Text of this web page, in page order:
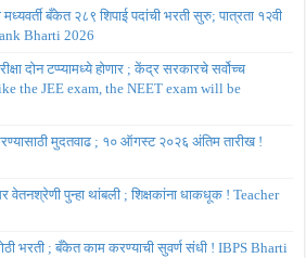
बँकेत २८९ शिपाई पदांची भरती सुरु; पात्रता १२वी
Bharti 2026
दोन टप्प्यामध्ये होणार ; केंद्र सरकारचे सर्वोच्च
Like the JEE exam, the NEET exam will be
मुदतवाढ ; १० ऑगस्ट २०२६ अंतिम तारीख !
वेतनश्रेणी पुन्हा थांबली ; शिक्षकांना धाकधूक ! Teacher
भरती ; बँकेत काम करण्याची सुवर्ण संधी ! IBPS Bharti